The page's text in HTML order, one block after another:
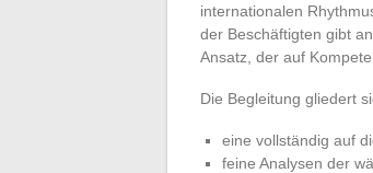
internationalen
der Beschäftigten gibt
Ansatz, der auf
Die Begleitung gliedert
eine vollständig auf
feine Analysen der